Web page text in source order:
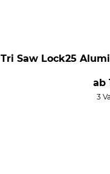
Tri Saw Lock25
ab
3